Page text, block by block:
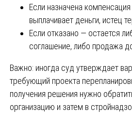
Если назначена
выплачивает деньги, истец
Если отказано — остается
соглашение, либо продажа
Важно: иногда суд утверждает
требующий проекта
получения решения нужно
организацию и затем в